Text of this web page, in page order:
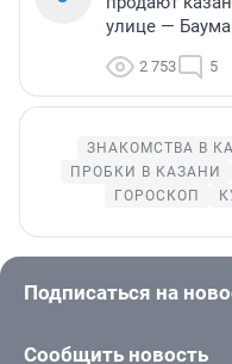
улице —
2 753 5
ЗНАКОМСТВА В
ПРОБКИ В КАЗАНИ
ГОРОСКОП
Подписаться на
Сообщить новость